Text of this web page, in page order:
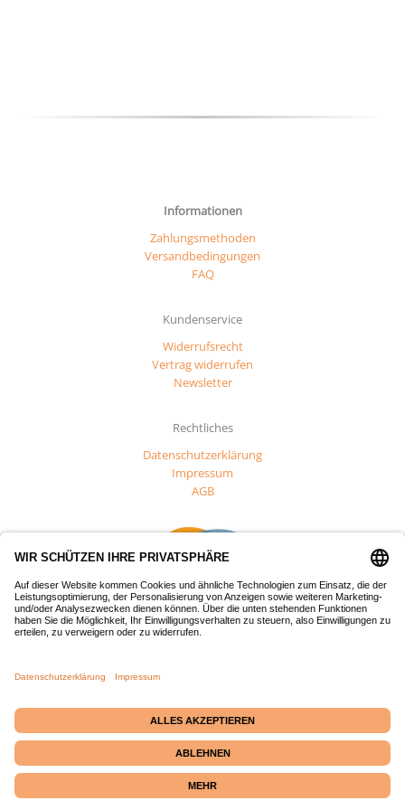
werden
Informationen
Zahlungsmethoden
Versandbedingungen
FAQ
Kundenservice
Widerrufsrecht
Vertrag widerrufen
Newsletter
Rechtliches
Datenschutzerklärung
Impressum
AGB
regionale Entwicklung (EFRE) gefördert.
Passepartout-Werkstatt· Bäckerstraße 2 · 21379
Echem